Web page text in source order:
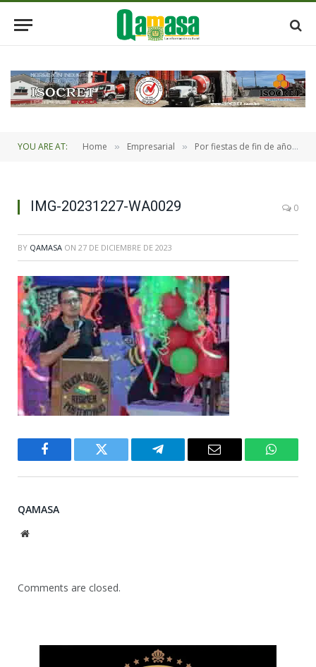
YOU ARE AT: Home » Empresarial » Por fiestas de fin de año CBN entrego más de 5.000 juguetes a 25 instituciones a nivel nacional
IMG-20231227-WA0029 0
BY QAMASA ON 27 DE DICIEMBRE DE 2023
Facebook Twitter Telegram Email
QAMASA
Website
Comments are closed.